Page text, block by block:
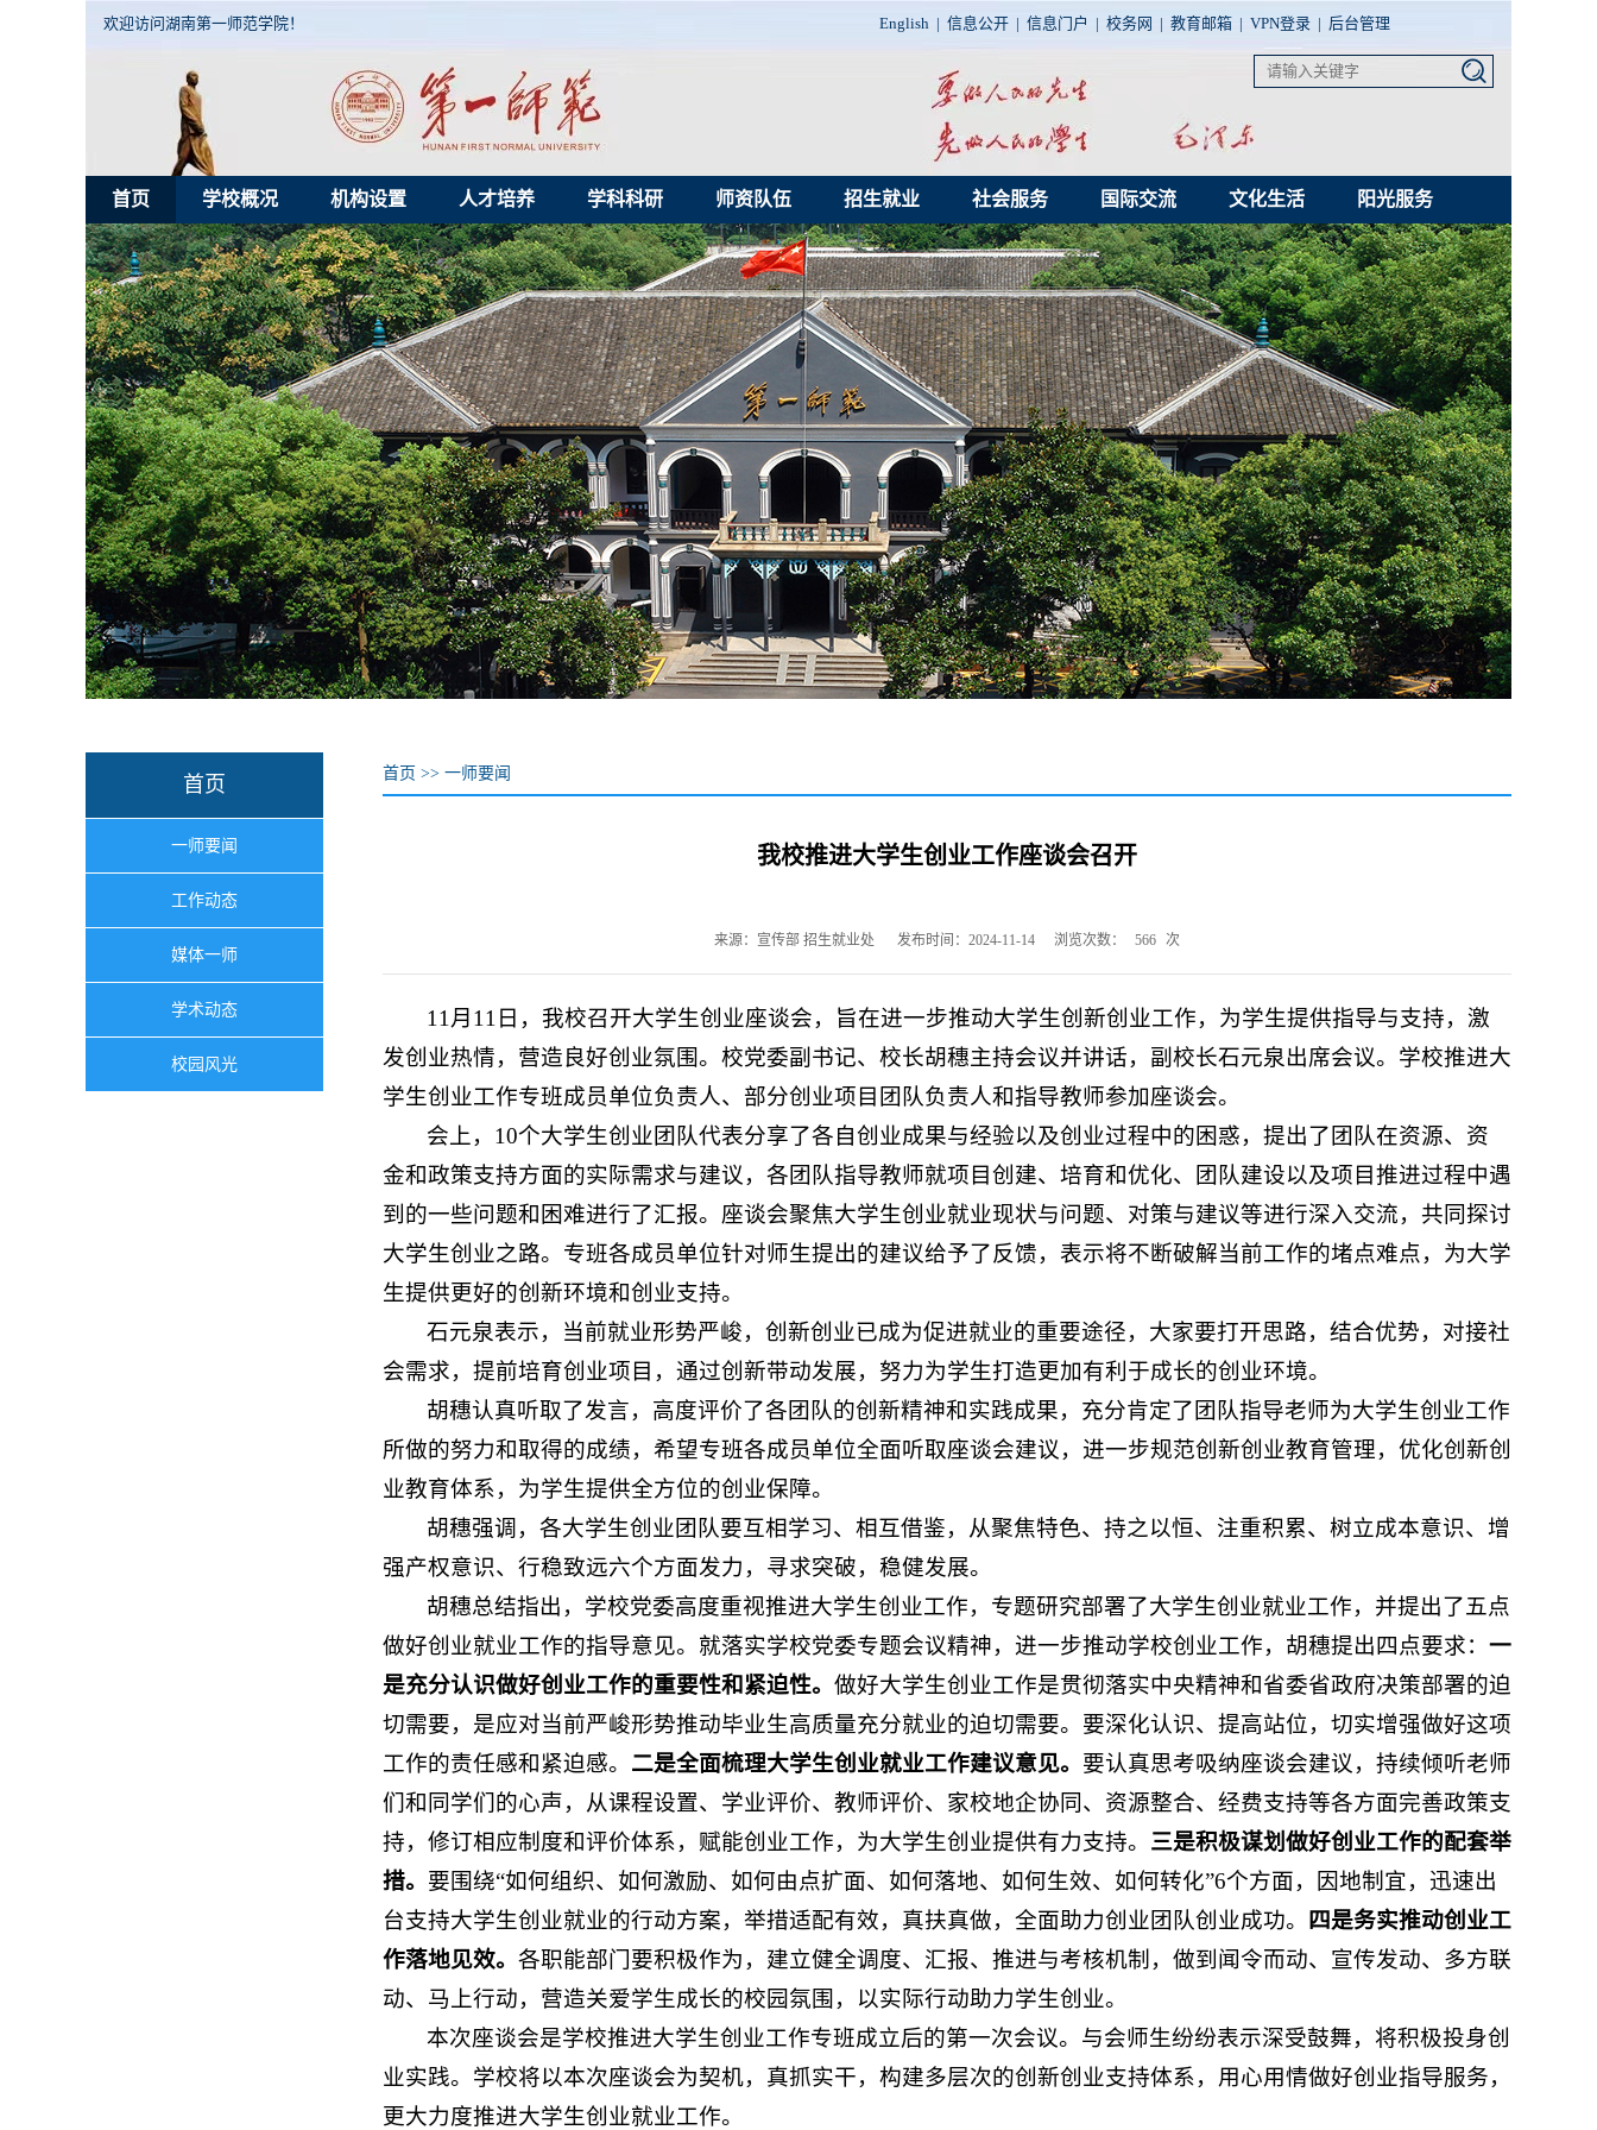
欢迎访问湖南第一师范学院！ English | 信息公开 | 信息门户 | 校务网 | 教育邮箱 | VPN登录 | 后台管理
首页 学校概况 机构设置 人才培养 学科科研 师资队伍 招生就业 社会服务 国际交流 文化生活 阳光服务
首页
一师要闻
工作动态
媒体一师
学术动态
校园风光
首页 >> 一师要闻
我校推进大学生创业工作座谈会召开
来源：宣传部 招生就业处 发布时间：2024-11-14 浏览次数： 566 次
11月11日，我校召开大学生创业座谈会，旨在进一步推动大学生创新创业工作，为学生提供指导与支持，激
发创业热情，营造良好创业氛围。校党委副书记、校长胡穗主持会议并讲话，副校长石元泉出席会议。学校推进大
学生创业工作专班成员单位负责人、部分创业项目团队负责人和指导教师参加座谈会。
会上，10个大学生创业团队代表分享了各自创业成果与经验以及创业过程中的困惑，提出了团队在资源、资
金和政策支持方面的实际需求与建议，各团队指导教师就项目创建、培育和优化、团队建设以及项目推进过程中遇
到的一些问题和困难进行了汇报。座谈会聚焦大学生创业就业现状与问题、对策与建议等进行深入交流，共同探讨
大学生创业之路。专班各成员单位针对师生提出的建议给予了反馈，表示将不断破解当前工作的堵点难点，为大学
生提供更好的创新环境和创业支持。
石元泉表示，当前就业形势严峻，创新创业已成为促进就业的重要途径，大家要打开思路，结合优势，对接社
会需求，提前培育创业项目，通过创新带动发展，努力为学生打造更加有利于成长的创业环境。
胡穗认真听取了发言，高度评价了各团队的创新精神和实践成果，充分肯定了团队指导老师为大学生创业工作
所做的努力和取得的成绩，希望专班各成员单位全面听取座谈会建议，进一步规范创新创业教育管理，优化创新创
业教育体系，为学生提供全方位的创业保障。
胡穗强调，各大学生创业团队要互相学习、相互借鉴，从聚焦特色、持之以恒、注重积累、树立成本意识、增
强产权意识、行稳致远六个方面发力，寻求突破，稳健发展。
胡穗总结指出，学校党委高度重视推进大学生创业工作，专题研究部署了大学生创业就业工作，并提出了五点
做好创业就业工作的指导意见。就落实学校党委专题会议精神，进一步推动学校创业工作，胡穗提出四点要求： 一
是充分认识做好创业工作的重要性和紧迫性。 做好大学生创业工作是贯彻落实中央精神和省委省政府决策部署的迫
切需要，是应对当前严峻形势推动毕业生高质量充分就业的迫切需要。要深化认识、提高站位，切实增强做好这项
工作的责任感和紧迫感。 二是全面梳理大学生创业就业工作建议意见。 要认真思考吸纳座谈会建议，持续倾听老师
们和同学们的心声，从课程设置、学业评价、教师评价、家校地企协同、资源整合、经费支持等各方面完善政策支
持，修订相应制度和评价体系，赋能创业工作，为大学生创业提供有力支持。 三是积极谋划做好创业工作的配套举
措。 要围绕“如何组织、如何激励、如何由点扩面、如何落地、如何生效、如何转化”6个方面，因地制宜，迅速出
台支持大学生创业就业的行动方案，举措适配有效，真扶真做，全面助力创业团队创业成功。
四是务实推动创业工
作落地见效。 各职能部门要积极作为，建立健全调度、汇报、推进与考核机制，做到闻令而动、宣传发动、多方联
动、马上行动，营造关爱学生成长的校园氛围，以实际行动助力学生创业。
本次座谈会是学校推进大学生创业工作专班成立后的第一次会议。与会师生纷纷表示深受鼓舞，将积极投身创
业实践。学校将以本次座谈会为契机，真抓实干，构建多层次的创新创业支持体系，用心用情做好创业指导服务，
更大力度推进大学生创业就业工作。